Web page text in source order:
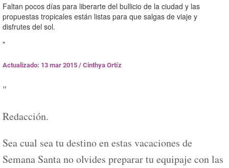
Faltan pocos días para liberarte del bullicio de la ciudad y las
propuestas tropicales están listas para que salgas de viaje y
disfrutes del sol.
"
Actualizado: 13 mar 2015 / Cinthya Ortíz
"
Redacción.
Sea cual sea tu destino en estas vacaciones de
Semana Santa no olvides preparar tu equipaje con las